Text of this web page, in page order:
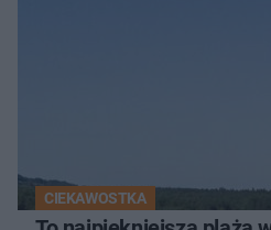
CIEKAWOSTKA